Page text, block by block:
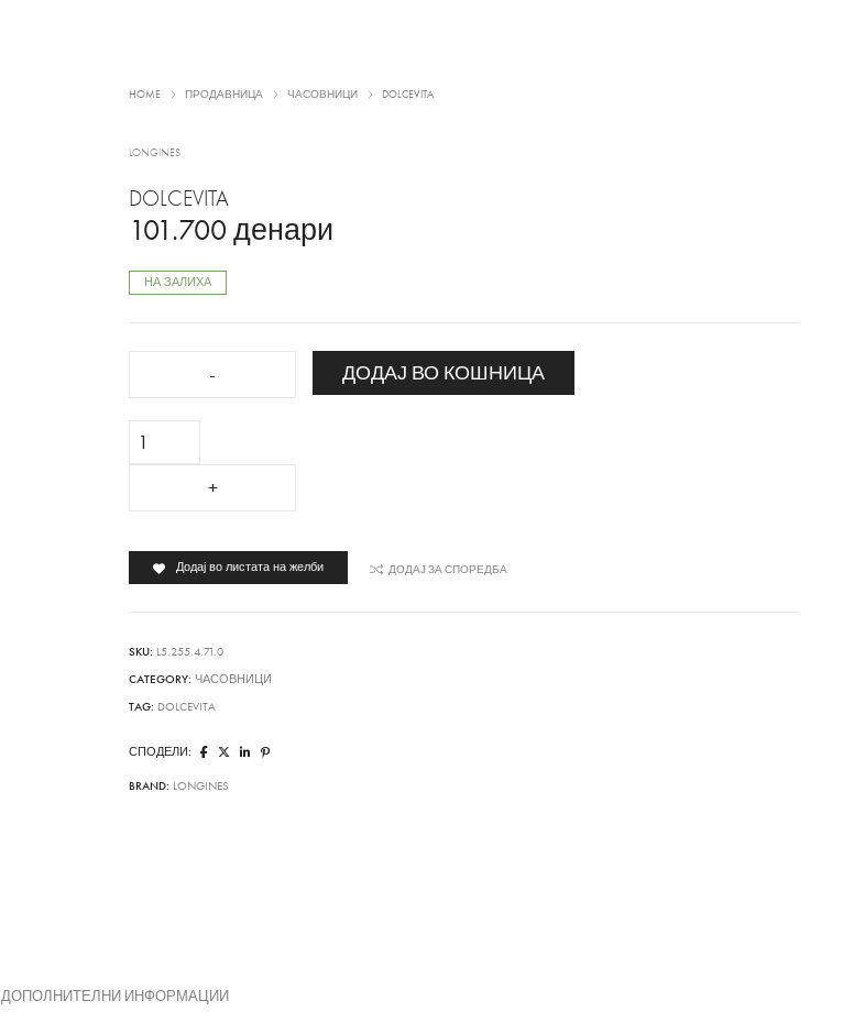
HOME ПРОДАВНИЦА ЧАСОВНИЦИ DOLCEVITA
LONGINES
DOLCEVITA
101.700денари
НА ЗАЛИХА
ДОДАЈ ВО КОШНИЦА
Додај во листата на желби ДОДАЈ ЗА СПОРЕДБА
SKU: L5.255.4.71.0
CATEGORY: ЧАСОВНИЦИ
TAG: DOLCEVITA
СПОДЕЛИ:
BRAND: LONGINES
ДОПОЛНИТЕЛНИ ИНФОРМАЦИИ